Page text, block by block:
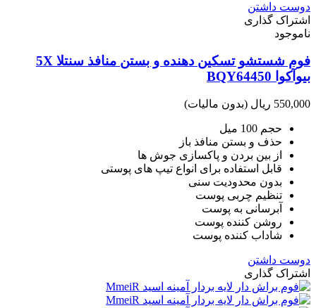
دوست داشتن
اشتراک گذاری
ناموجود
فوم شستشو تسکین دهنده و بستن منافذ سنتلا 5X
بیوآکوا BQY64450
550,000 ریال (بدون مالیات)
حجم 100 میل
حذف و بستن منافذ باز
از بین بردن و پاکسازی جوش ها
قابل استفاده برای انواع تیپ های پوستی
بدون محدودیت سنی
تنظیم چربی پوست
آبرسانی به پوست
روشن کننده پوست
شاداب کننده پوست
دوست داشتن
اشتراک گذاری